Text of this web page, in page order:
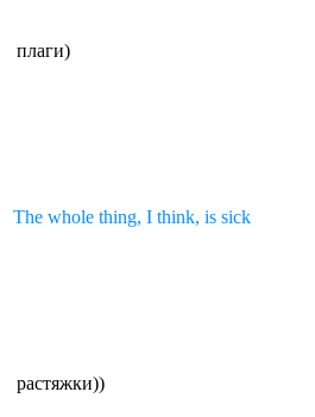
плаги)
The whole thing, I think, is sick
растяжки))